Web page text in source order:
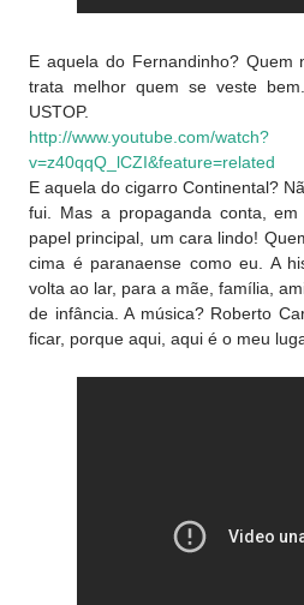
E aquela do Fernandinho? Quem
trata melhor quem se veste
USTOP.
http://www.youtube.com/watch?
v=z40qqQ_lCZI&feature=related
E aquela do cigarro Continental?
fui. Mas a propaganda conta,
papel principal, um cara lindo!
cima é paranaense como eu. A
volta ao lar, para a mãe, família,
de infância. A música? Roberto
ficar, porque aqui, aqui é o meu